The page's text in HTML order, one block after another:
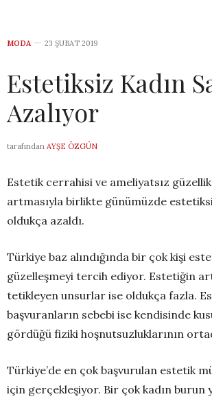
MODA 23 ŞUBAT 2019
Estetiksiz Kadın
Azalıyor
tarafından AYŞE ÖZGÜN
Estetik cerrahisi ve ameliyatsız
artmasıyla birlikte günümüzde
oldukça azaldı.
Türkiye baz alındığında bir çok kişi
güzelleşmeyi tercih ediyor. Estetiğin
tetikleyen unsurlar ise oldukça fazla.
başvuranların sebebi ise kendisinde
gördüğü fiziki hoşnutsuzluklarının
Türkiye’de en çok başvurulan estetik
için gerçekleşiyor. Bir çok kadın burun